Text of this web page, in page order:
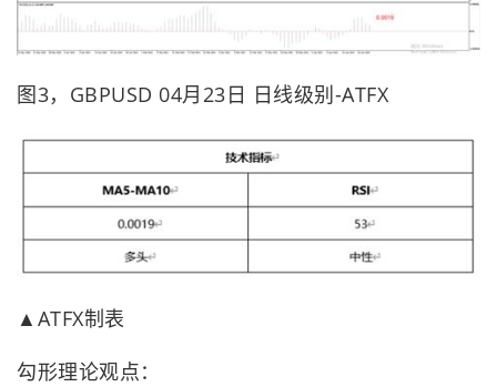
图3，GBPUSD 04月23日 日线级别-ATFX
▲ATFX制表
勾形理论观点：